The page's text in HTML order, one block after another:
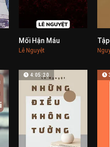
Mối Hận Máu
Lê Nguyệt
4:05:20